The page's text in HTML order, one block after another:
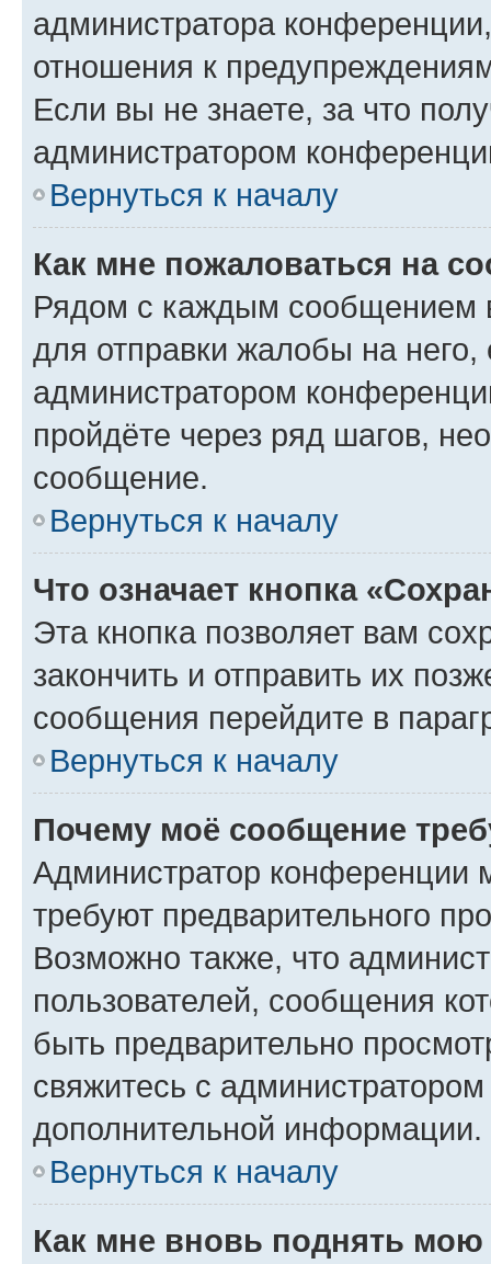
администратора
отношения к
Если вы не знаете, за что
администратором
Вернуться к началу
Как мне пожаловаться на
Рядом с каждым сообщением
для отправки жалобы на
администратором
пройдёте через ряд шагов,
сообщение.
Вернуться к началу
Что означает кнопка
Эта кнопка позволяет вам
закончить и отправить их
сообщения перейдите в
Вернуться к началу
Почему моё сообщение
Администратор конференции
требуют предварительного
Возможно также, что
пользователей, сообщения
быть предварительно
свяжитесь с
дополнительной информации.
Вернуться к началу
Как мне вновь поднять мою